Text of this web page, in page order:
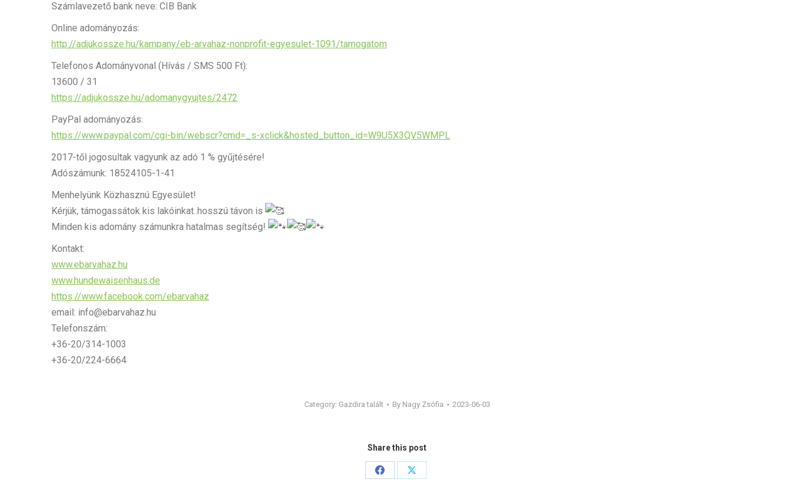
Számlavezető bank neve: CIB Bank
Online adományozás:
http://adjukossze.hu/kampany/eb-arvahaz-nonprofit-egyesulet-1091/tamogatom
Telefonos Adományvonal (Hívás / SMS 500 Ft):
13600 / 31
https://adjukossze.hu/adomanygyujtes/2472
PayPal adományozás:
https://www.paypal.com/cgi-bin/webscr?cmd=_s-xclick&hosted_button_id=W9U5X3QV5WMPL
2017-től jogosultak vagyunk az adó 1 % gyűjtésére!
Adószámunk: 18524105-1-41
Menhelyünk Közhasznú Egyesület!
Kérjük, támogassátok kis lakóinkat..hosszú távon is
Minden kis adomány számunkra hatalmas segítség!
Kontakt:
www.ebarvahaz.hu
www.hundewaisenhaus.de
https://www.facebook.com/ebarvahaz
email: info@ebarvahaz.hu
Telefonszám:
+36-20/314-1003
+36-20/224-6664
Category: Gazdira talált By Nagy Zsófia 2023-06-03
Share this post
Share
Share